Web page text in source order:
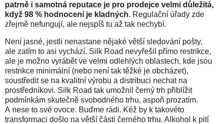
patrně i samotná reputace je pro prodejce velmi důležitá,
když 98 % hodnocení je kladných. Regulační úřady zde
zřejmě nefungují, ale nejspíš tu až tak nechybí.
Není jasné, jestli nenastane nějaké větší sledování pošty,
ale zatím to asi vychází. Silk Road nevyřešil přímo restrikce,
ale je možno vyrábět ve velmi odlehlých oblastech, kde jsou
restrikce minimální (nebo není tak těžké je obcházet),
soustředit se na kvalitní výrobu a distribuci nechat na
prostředníkovi. Silk Road tak umožnil černý trh přiblížit
podmínkám skutečně svobodného trhu, aspoň prozatím.
A nese to své ovoce. Buďme rádi. Kéž by k takovéto
transformaci došlo na větší části černého trhu. Alkohol k pití